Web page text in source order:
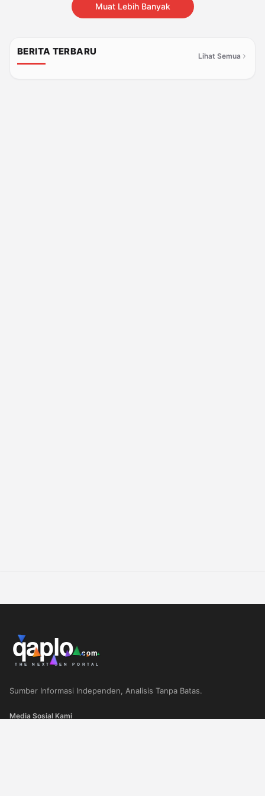
Muat Lebih Banyak
BERITA TERBARU Lihat Semua
Sumber Informasi Independen, Analisis Tanpa Batas.
Media Sosial Kami